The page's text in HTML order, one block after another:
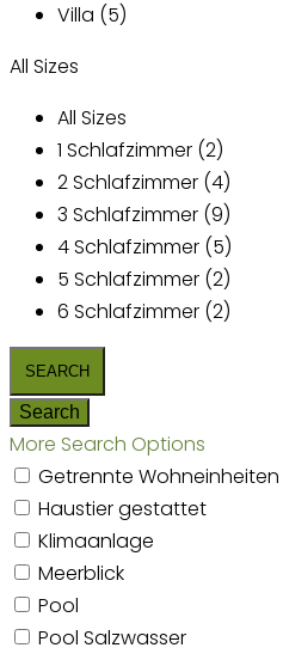
Villa (5)
All Sizes
All Sizes
1 Schlafzimmer (2)
2 Schlafzimmer (4)
3 Schlafzimmer (9)
4 Schlafzimmer (5)
5 Schlafzimmer (2)
6 Schlafzimmer (2)
More Search Options
Getrennte Wohneinheiten
Haustier gestattet
Klimaanlage
Meerblick
Pool
Pool Salzwasser